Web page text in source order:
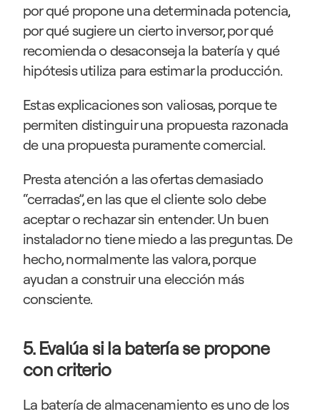
por qué propone una determinada potencia,
por qué sugiere un cierto inversor, por qué
recomienda o desaconseja la batería y qué
hipótesis utiliza para estimar la producción.
Estas explicaciones son valiosas, porque te
permiten distinguir una propuesta razonada
de una propuesta puramente comercial.
Presta atención a las ofertas demasiado
“cerradas”, en las que el cliente solo debe
aceptar o rechazar sin entender. Un buen
instalador no tiene miedo a las preguntas. De
hecho, normalmente las valora, porque
ayudan a construir una elección más
consciente.
5. Evalúa si la batería se propone
con criterio
La batería de almacenamiento es uno de los